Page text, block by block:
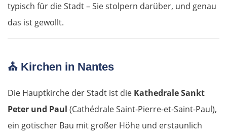
typisch für die Stadt – Sie stolpern darüber, und genau
das ist gewollt.
⛪ Kirchen in Nantes
Die Hauptkirche der Stadt ist die Kathedrale Sankt
Peter und Paul (Cathédrale Saint-Pierre-et-Saint-Paul),
ein gotischer Bau mit großer Höhe und erstaunlich
Suwałki
Warschau